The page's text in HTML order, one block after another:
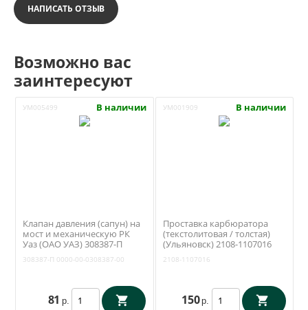
НАПИСАТЬ ОТЗЫВ
Возможно вас
заинтересуют
УМ005499 В наличии
Клапан давления (сапун) на
мост и механическую РК
Уаз (ОАО УАЗ) 308387-П
308387-П 0000-00-0308387-00
81 р.
УМ001909 В наличии
Проставка карбюратора
(текстолитовая / толстая)
(Ульяновск) 2108-1107016
2108-1107016
150 р.